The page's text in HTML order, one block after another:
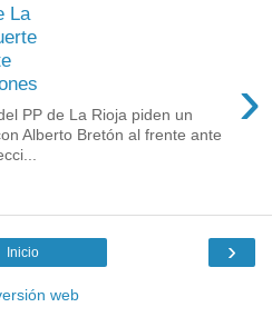
La
›
PP de La Rioja piden un
Alberto Bretón al frente ante
›
Inicio
web